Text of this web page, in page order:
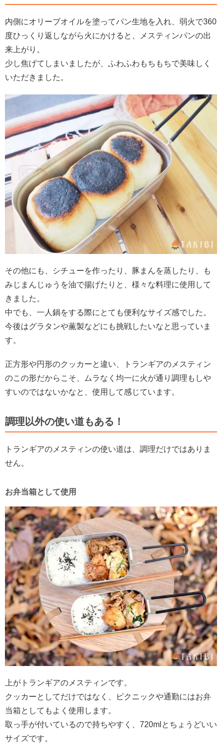
内側にオリーブオイルを塗ってパン生地を入れ、弱火で360
度ひっくり返しながら火にかけると、メスティンパンの出
来上がり。
少し焦げてしまいましたが、ふわふわもちもちで美味しく
いただきました。
その他にも、シチューを作ったり、豚まんを蒸したり、も
みじまんじゅうを油で揚げたりと、様々な料理に使用して
きました。
中でも、一人鍋をする際にとても便利なサイズ感でした。
今後はグラタンや薫製などにも挑戦したいなと思っていま
す。
正方形や円形のクッカーと違い、トランギアのメスティン
のこの形だからこそ、ムラなく均一に火が通り調理もしや
すいのではないかなと、使用して感じています。
調理以外の使い道もある！
トランギアのメスティンの使い道は、調理だけではありま
せん。
お弁当箱として使用
上がトランギアのメスティンです。
クッカーとしてだけではなく、ピクニックや通勤にはお弁
当箱としてもよく使用します。
取っ手が付いているので持ちやすく、720mlとちょうどいい
サイズです。